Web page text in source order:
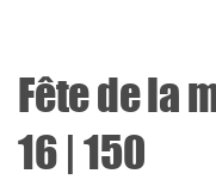
Fête de la
16 | 150